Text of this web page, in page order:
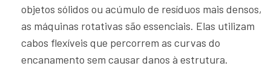
objetos sólidos ou acúmulo de resíduos mais densos,
as máquinas rotativas são essenciais. Elas utilizam
cabos flexíveis que percorrem as curvas do
encanamento sem causar danos à estrutura.